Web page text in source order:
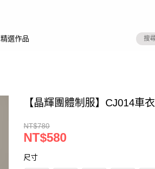
精選作品
【晶輝團體制服】CJ014車衣
NT$780
NT$580
尺寸